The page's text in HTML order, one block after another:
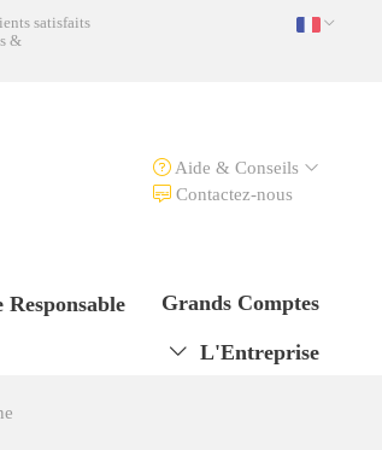
satisfaits
&
Aide & Conseils
Contactez-nous
Grands Comptes
Responsable
L'Entreprise